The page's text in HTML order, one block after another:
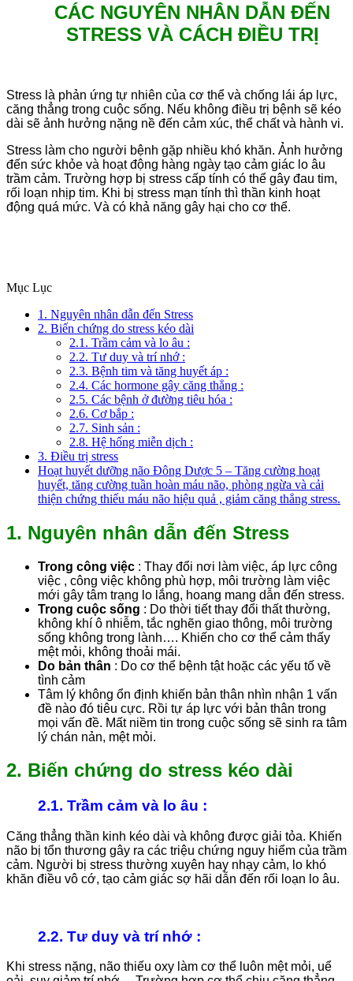
CÁC NGUYÊN NHÂN DẪN ĐẾN
STRESS VÀ CÁCH ĐIỀU TRỊ
Stress là phản ứng tự nhiên của cơ thể và chống lái áp lực,
căng thẳng trong cuộc sống. Nếu không điều trị bệnh sẽ kéo
dài sẽ ảnh hưởng nặng nề đến cảm xúc, thể chất và hành vi.
Stress làm cho người bệnh gặp nhiều khó khăn. Ảnh hưởng
đến sức khỏe và hoạt động hàng ngày tạo cảm giác lo âu
trầm cảm. Trường hợp bị stress cấp tính có thể gây đau tim,
rối loạn nhịp tim. Khi bị stress mạn tính thì thần kinh hoạt
động quá mức. Và có khả năng gây hại cho cơ thể.
Mục Lục
1. Nguyên nhân dẫn đến Stress
2. Biến chứng do stress kéo dài
2.1. Trầm cảm và lo âu :
2.2. Tư duy và trí nhớ :
2.3. Bệnh tim và tăng huyết áp :
2.4. Các hormone gây căng thẳng :
2.5. Các bệnh ở đường tiêu hóa :
2.6. Cơ bắp :
2.7. Sinh sản :
2.8. Hệ hống miễn dịch :
3. Điều trị stress
Hoạt huyết dưỡng não Đông Dược 5 – Tăng cường hoạt
huyết, tăng cường tuần hoàn máu não, phòng ngừa và cải
thiện chứng thiếu máu não hiệu quả , giảm căng thẳng stress.
1. Nguyên nhân dẫn đến Stress
Trong công việc : Thay đổi nơi làm việc, áp lực công
việc , công việc không phù hợp, môi trường làm việc
mới gây tâm trạng lo lắng, hoang mang dẫn đến stress.
Trong cuộc sống : Do thời tiết thay đổi thất thường,
không khí ô nhiễm, tắc nghẽn giao thông, môi trường
sống không trong lành…. Khiến cho cơ thể cảm thấy
mệt mỏi, không thoải mái.
Do bản thân : Do cơ thể bệnh tật hoặc các yếu tố về
tình cảm
Tâm lý không ổn định khiến bản thân nhìn nhận 1 vấn
đề nào đó tiêu cực. Rồi tự áp lực với bản thân trong
mọi vấn đề. Mất niềm tin trong cuộc sống sẽ sinh ra tâm
lý chán nản, mệt mỏi.
2. Biến chứng do stress kéo dài
2.1. Trầm cảm và lo âu :
Căng thẳng thần kinh kéo dài và không được giải tỏa. Khiến
não bị tổn thương gây ra các triệu chứng nguy hiểm của trầm
cảm. Người bị stress thường xuyên hay nhạy cảm, lo khó
khăn điều vô cớ, tạo cảm giác sợ hãi dẫn đến rối loạn lo âu.
2.2. Tư duy và trí nhớ :
Khi stress nặng, não thiếu oxy làm cơ thể luôn mệt mỏi, uể